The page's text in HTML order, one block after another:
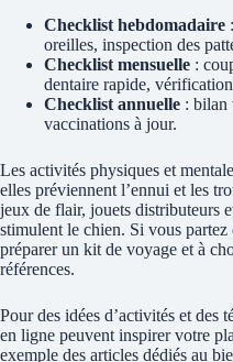
Checklist hebdomadaire
oreilles, inspection des
Checklist mensuelle :
dentaire rapide,
Checklist annuelle : bilan
vaccinations à jour.
Les activités physiques et
elles préviennent l’ennui et les
jeux de flair, jouets distributeurs
stimulent le chien. Si vous partez
préparer un kit de voyage et à
références.
Pour des idées d’activités et des
en ligne peuvent inspirer votre
exemple des articles dédiés au